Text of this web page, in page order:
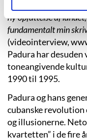
ny opfattelse af
fundamentalt min
(videointerview,
Padura har
toneangivende
1990 til 1995.
Padura og hans
cubanske revolution
og illusionerne.
kvartetten” i de fire